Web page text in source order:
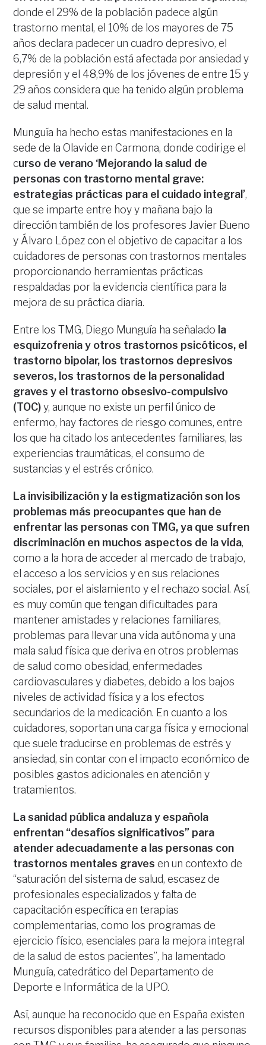
donde el 29% de la población padece algún
trastorno mental, el 10% de los mayores de 75
años declara padecer un cuadro depresivo, el
6,7% de la población está afectada por ansiedad y
depresión y el 48,9% de los jóvenes de entre 15 y
29 años considera que ha tenido algún problema
de salud mental.
Munguía ha hecho estas manifestaciones en la
sede de la Olavide en Carmona, donde codirige el
curso de verano ‘Mejorando la salud de
personas con trastorno mental grave:
estrategias prácticas para el cuidado integral’,
que se imparte entre hoy y mañana bajo la
dirección también de los profesores Javier Bueno
y Álvaro López con el objetivo de capacitar a los
cuidadores de personas con trastornos mentales
proporcionando herramientas prácticas
respaldadas por la evidencia científica para la
mejora de su práctica diaria.
Entre los TMG, Diego Munguía ha señalado la
esquizofrenia y otros trastornos psicóticos, el
trastorno bipolar, los trastornos depresivos
severos, los trastornos de la personalidad
graves y el trastorno obsesivo-compulsivo
(TOC)y, aunque no existe un perfil único de
enfermo, hay factores de riesgo comunes, entre
los que ha citado los antecedentes familiares, las
experiencias traumáticas, el consumo de
sustancias y el estrés crónico.
La invisibilización y la estigmatización son los
problemas más preocupantes que han de
enfrentar las personas con TMG, ya que sufren
discriminación en muchos aspectos de la vida,
como a la hora de acceder al mercado de trabajo,
el acceso a los servicios y en sus relaciones
sociales, por el aislamiento y el rechazo social. Así,
es muy común que tengan dificultades para
mantener amistades y relaciones familiares,
problemas para llevar una vida autónoma y una
mala salud física que deriva en otros problemas
de salud como obesidad, enfermedades
cardiovasculares y diabetes, debido a los bajos
niveles de actividad física y a los efectos
secundarios de la medicación. En cuanto a los
cuidadores, soportan una carga física y emocional
que suele traducirse en problemas de estrés y
ansiedad, sin contar con el impacto económico de
posibles gastos adicionales en atención y
tratamientos.
La sanidad pública andaluza y española
enfrentan “desafíos significativos” para
atender adecuadamente a las personas con
trastornos mentales graves en un contexto de
“saturación del sistema de salud, escasez de
profesionales especializados y falta de
capacitación específica en terapias
complementarias, como los programas de
ejercicio físico, esenciales para la mejora integral
de la salud de estos pacientes”, ha lamentado
Munguía, catedrático del Departamento de
Deporte e Informática de la UPO.
Así, aunque ha reconocido que en España existen
recursos disponibles para atender a las personas